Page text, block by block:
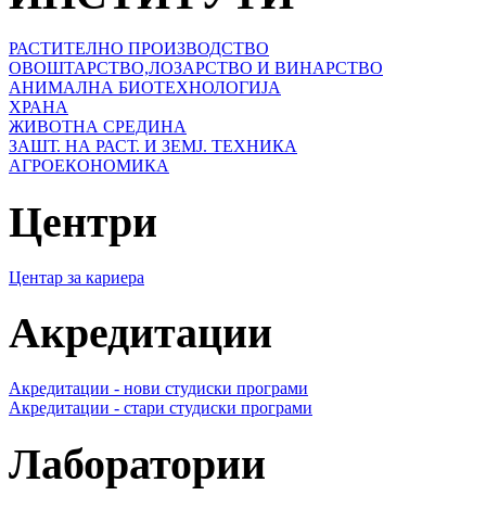
РАСТИТЕЛНО ПРОИЗВОДСТВО
ОВОШТАРСТВО,ЛОЗАРСТВО И ВИНАРСТВО
АНИМАЛНА БИОТЕХНОЛОГИЈА
ХРАНА
ЖИВОТНА СРЕДИНА
ЗАШТ. НА РАСТ. И ЗЕМЈ. ТЕХНИКА
АГРОЕКОНОМИКА
Центри
Центар за кариера
Акредитации
Акредитации - нови студиски програми
Акредитации - стари студиски програми
Лаборатории